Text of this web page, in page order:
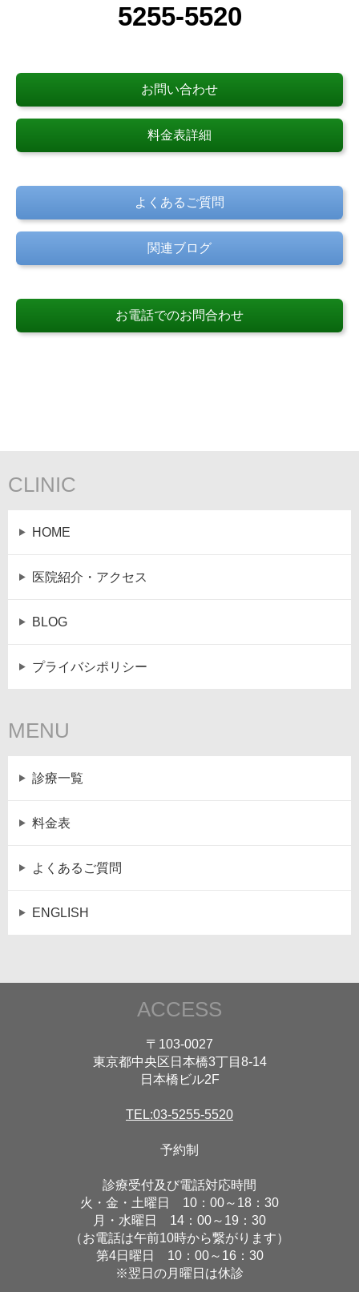
5255-5520
お問い合わせ
料金表詳細
よくあるご質問
関連ブログ
お電話でのお問合わせ
CLINIC
HOME
医院紹介・アクセス
BLOG
プライバシポリシー
MENU
診療一覧
料金表
よくあるご質問
ENGLISH
ACCESS
〒103-0027
東京都中央区日本橋3丁目8-14
日本橋ビル2F
TEL:03-5255-5520
予約制
診療受付及び電話対応時間
火・金・土曜日 10：00～18：30
月・水曜日 14：00～19：30
（お電話は午前10時から繋がります）
第4日曜日 10：00～16：30
※翌日の月曜日は休診